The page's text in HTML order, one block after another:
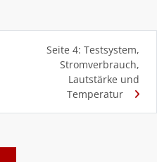
Seite 4: Testsystem,
Stromverbrauch,
Lautstärke und
Temperatur